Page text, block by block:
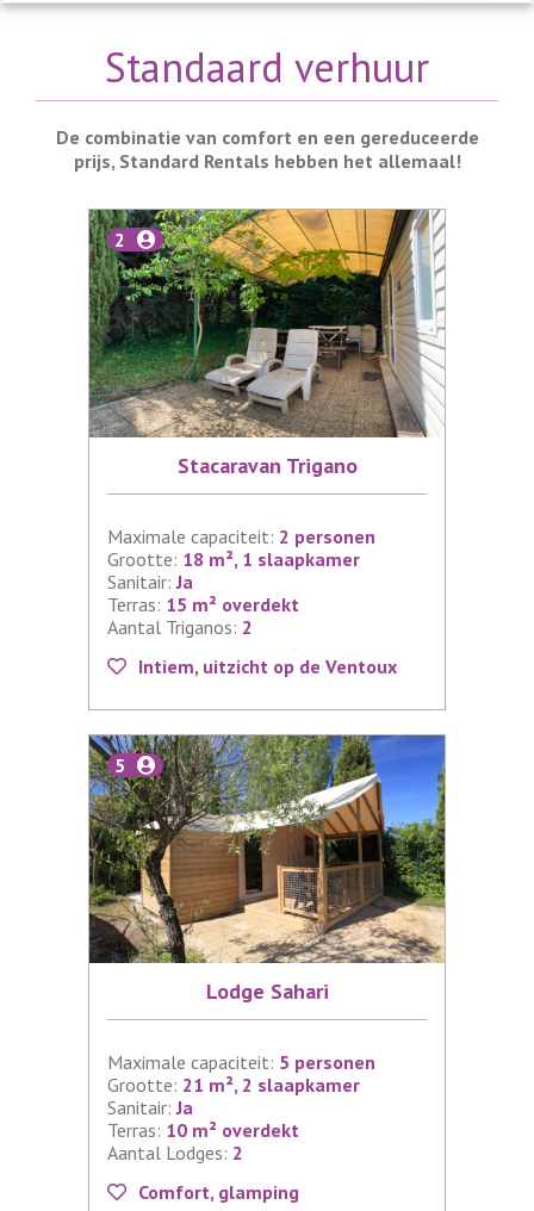
Standaard verhuur
De combinatie van comfort en een gereduceerde
prijs, Standard Rentals hebben het allemaal!
Stacaravan Trigano
2
Maximale capaciteit: 2 personen
Grootte: 18 m², 1 slaapkamer
Sanitair: Ja
Terras: 15 m² overdekt
Aantal Triganos: 2
Intiem, uitzicht op de Ventoux
Lodge Sahari
5
Maximale capaciteit: 5 personen
Grootte: 21 m², 2 slaapkamer
Sanitair: Ja
Terras: 10 m² overdekt
Aantal Lodges: 2
Comfort, glamping